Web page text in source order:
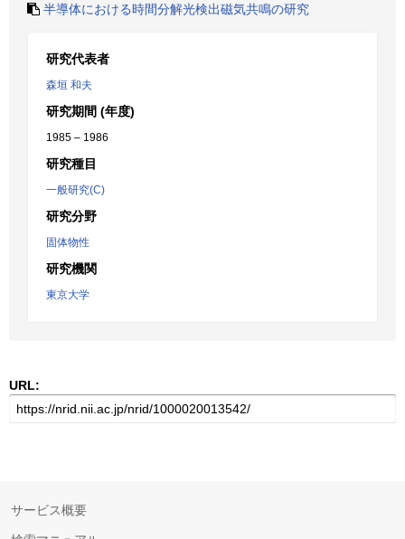
半導体における時間分解光検出磁気共鳴の研究
研究代表者
森垣 和夫
研究期間 (年度)
1985 – 1986
研究種目
一般研究(C)
研究分野
固体物性
研究機関
東京大学
URL:
サービス概要